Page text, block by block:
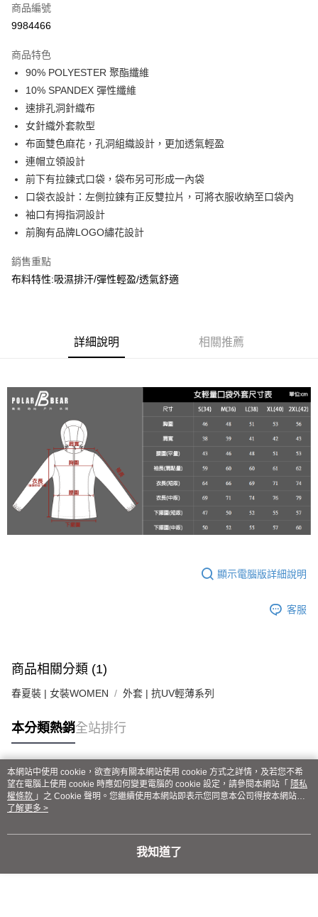
信用卡分期付款
合作金庫商業銀行
華南商業銀行
上海商業儲蓄銀行
國泰世華商業銀行
臺灣中小企業銀行
匯豐（台灣）商業銀行
華泰商業銀行
聯邦商業銀行
遠東國際商業銀行
元大商業銀行
玉山商業銀行
星展（台灣）商業銀行
台新國際商業銀行
中國信託商業銀行
台灣樂天信用卡公司
LINE Pay
Apple Pay
街口支付
AFTEE先享後付
相關說明
【關於「AFTEE先享後付」】
便利好安心！
１．簡單：不需註冊會員、不需綁卡、不需儲值。
２．便利：只要手機號碼，簡訊認證，即可結帳。
結帳頁面，進行簡訊認證並確認金額後，即可完成結帳。
２．訂單成立數日內，您將收到繳費通知簡訊。
※ 請注意：結帳手續完成當下不需立刻繳費，但若您需要取消訂單，請聯絡
購買商品的店家。未經商家同意取消之訂單仍視為有效，需透過AFTEE先享
後付繳納相關費用。
※ 交易是否成功請以「AFTEE先享後付 」之結帳頁面顯示為準，若有關於
是否繳費成功／繳費後需取消欲退款等相關疑問，請聯繫「AFTEE先享後付
客戶支援中心」https://netprotections.freshdesk.com/support/home
【注意事項】
１．透過由恩沛科技股份有限公司提供之「AFTEE先享後付」服務完成之交
易，需依本服務之必要範圍內提供個人資料，並將交易相關給付款項請求債
權轉讓予恩沛科技股份有限公司。
２．關於個人資料處理事宜，請瀏覽以下網址：
「AFTEE先享後付」，若未經同意申辦者引起之損失，本公司不負相關責
４．使用「AFTEE先享後付」時，將依據個別帳號之用戶狀況，依本公司即
時審查核予不同之上限額度；若仍有額度不足之情形，本公司將視審查結果
全家取貨付款
每筆NT$60，滿NT$2,000(含以上)免運費
新竹物流
每筆NT$100，滿NT$3,000(含以上)免運費
商品編號
9984466
商品特色
90% POLYESTER 聚酯纖維
10% SPANDEX 彈性纖維
速排孔洞針織布
女針織外套款型
布面雙色麻花，孔洞組織設計，更加透氣輕盈
連帽立領設計
前下有拉鍊式口袋，袋布另可形成一內袋
口袋衣設計：左側拉鍊有正反雙拉片，可將衣服收納至口袋內
袖口有拇指洞設計
前胸有品牌LOGO繡花設計
銷售重點
布料特性:吸濕排汗/彈性輕盈/透氣舒適
詳細說明 相關推薦
顯示電腦版詳細說明
客服
商品相關分類 (1)
春夏裝 | 女裝WOMEN 外套 | 抗UV輕薄系列
本分類熱銷全站排行
熱門標籤
本網站中使用 cookie，欲查詢有關本網站使用 cookie 方式之詳情，及若您不希
望在電腦上使用 cookie 時應如何變更電腦的 cookie 設定，請參閱本網站「 隱私
權條款 」之 Cookie 聲明。您繼續使用本網站即表示您同意本公司得按本網站使
用條款之 Cookie 聲明使用 cookie。
了解更多 >
我知道了